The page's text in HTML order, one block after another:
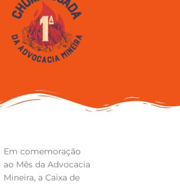
Em comemoração
ao Mês da Advocacia
Mineira, a Caixa de